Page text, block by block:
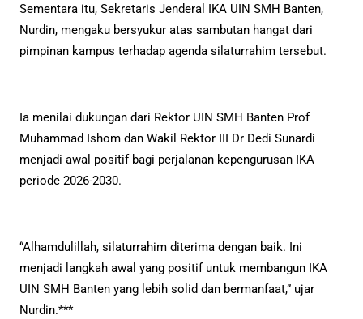
Sementara itu, Sekretaris Jenderal IKA UIN SMH Banten,
Nurdin, mengaku bersyukur atas sambutan hangat dari
pimpinan kampus terhadap agenda silaturrahim tersebut.
Ia menilai dukungan dari Rektor UIN SMH Banten Prof
Muhammad Ishom dan Wakil Rektor III Dr Dedi Sunardi
menjadi awal positif bagi perjalanan kepengurusan IKA
periode 2026-2030.
“Alhamdulillah, silaturrahim diterima dengan baik. Ini
menjadi langkah awal yang positif untuk membangun IKA
UIN SMH Banten yang lebih solid dan bermanfaat,” ujar
Nurdin.***